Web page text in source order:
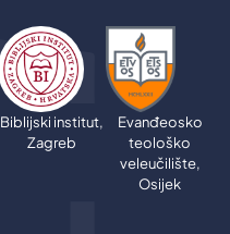
Biblijski institut,
Zagreb
Evanđeosko
teološko
veleučilište,
Osijek